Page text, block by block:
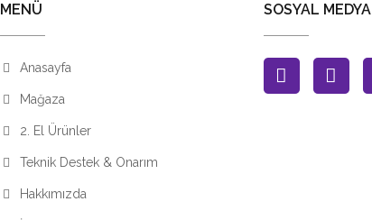
MENÜ
Anasayfa
Mağaza
2. El Ürünler
Teknik Destek & Onarım
Hakkımızda
SOSYAL MEDYA